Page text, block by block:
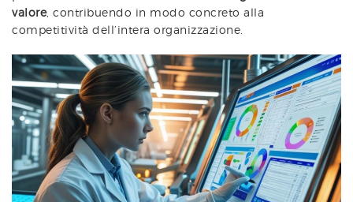
valore, contribuendo in modo concreto alla
competitività dell’intera organizzazione.